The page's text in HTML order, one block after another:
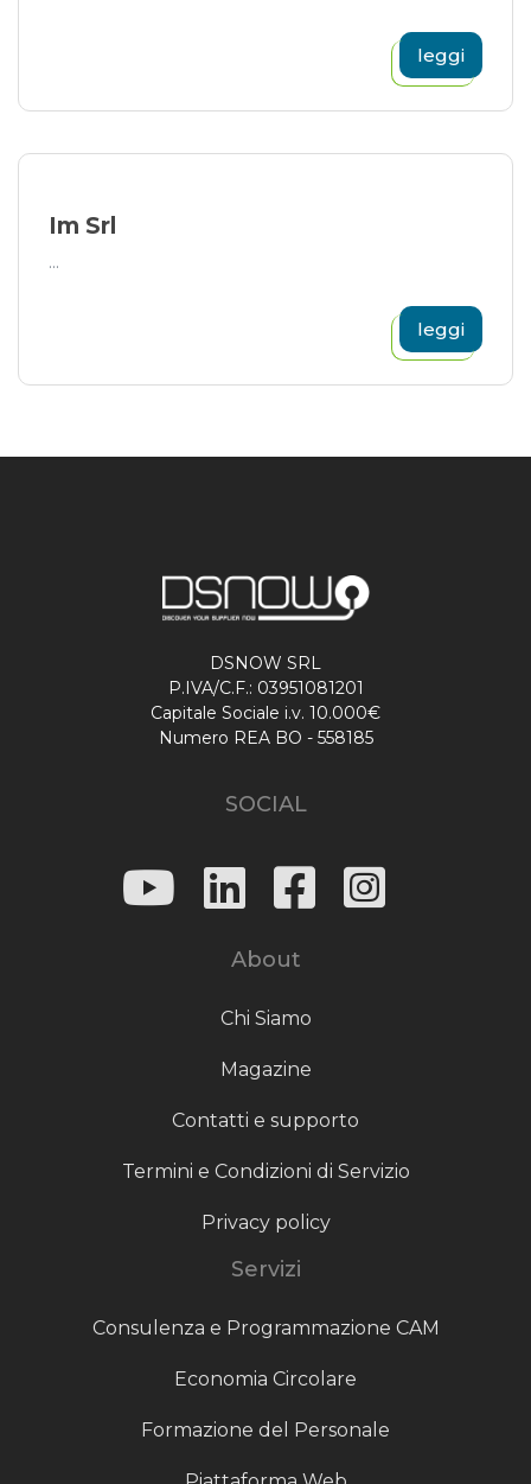
leggi
Im Srl
...
leggi
DSNOW SRL
P.IVA/C.F.: 03951081201
Capitale Sociale i.v. 10.000€
Numero REA BO - 558185
SOCIAL
About
Chi Siamo
Magazine
Contatti e supporto
Termini e Condizioni di Servizio
Privacy policy
Servizi
Consulenza e Programmazione CAM
Economia Circolare
Formazione del Personale